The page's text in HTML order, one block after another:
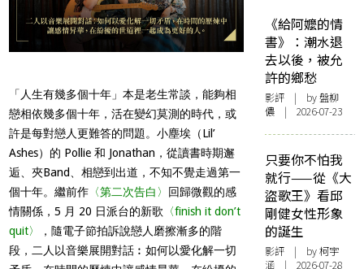
「人生有幾多個十年」本是老生常談，能夠相
戀相依幾多個十年，活在變幻莫測的時代，或
許是每對戀人更難答的問題。小塵埃（Lil’
Ashes）的 Pollie 和 Jonathan，從讀書時期邂
逅、夾Band、相戀到出道，不知不覺走過第一
個十年。繼前作 〈第二次告白〉 回歸微觀的感
情關係，5 月 20 日派台的新歌 〈finish it don’t
quit〉
，隨電子節拍訴說戀人磨擦漸多的階
段，二人以音樂展開對話︰如何以愛化解一切
《給阿嬤的情
書》：潮水退
去以後，被允
許的鄉愁
影評 | by 盤柳
儂 | 2026-07-23
只要你不怕我
就行——從《大
盜歌王》看邱
剛健女性形象
的誕生
影評 | by 柯宇
涵 | 2026-07-28